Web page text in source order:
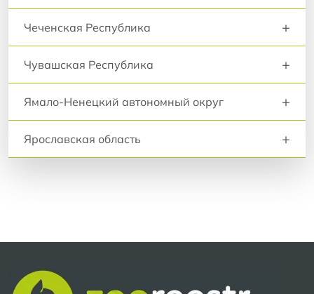
Чеченская Республика +
Чувашская Республика +
Ямало-Ненецкий автономный округ +
Ярославская область +